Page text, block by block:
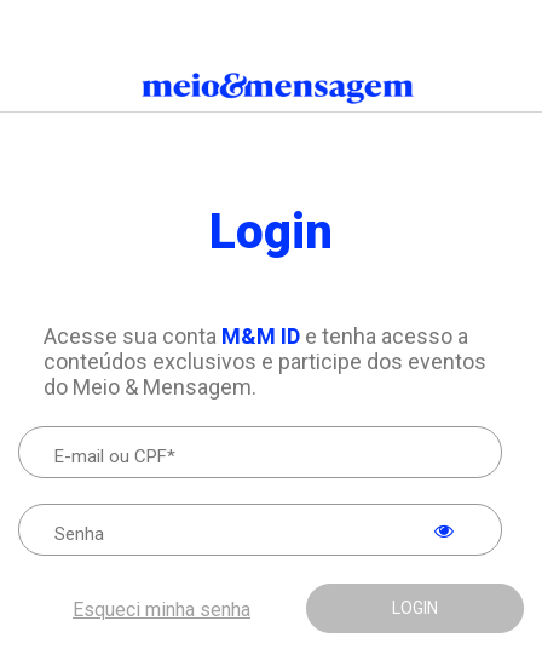
Login
Acesse sua conta M&M IDe tenha acesso a
conteúdos exclusivos e participe dos eventos
do Meio & Mensagem.
LOGIN
Esqueci minha senha